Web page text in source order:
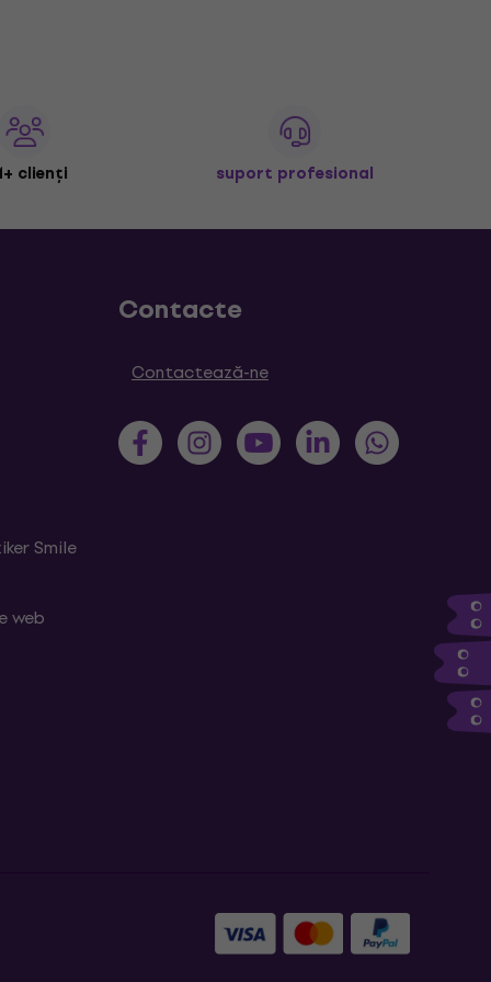
clienți suport profesional
Smile
web
Contacte
Contactează-ne